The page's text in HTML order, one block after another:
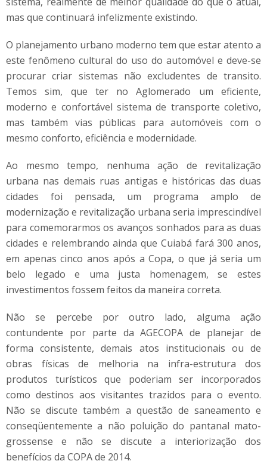
mas que continuará infelizmente existindo.
O planejamento urbano moderno tem que estar atento a
este fenômeno cultural do uso do automóvel e deve-se
procurar criar sistemas não excludentes de transito.
Temos sim, que ter no Aglomerado um eficiente,
moderno e confortável sistema de transporte coletivo,
mas também vias públicas para automóveis com o
mesmo conforto, eficiência e modernidade.
Ao mesmo tempo, nenhuma ação de revitalização
urbana nas demais ruas antigas e históricas das duas
cidades foi pensada, um programa amplo de
modernização e revitalização urbana seria imprescindível
para comemorarmos os avanços sonhados para as duas
cidades e relembrando ainda que Cuiabá fará 300 anos,
em apenas cinco anos após a Copa, o que já seria um
belo legado e uma justa homenagem, se estes
investimentos fossem feitos da maneira correta.
Não se percebe por outro lado, alguma ação
contundente por parte da AGECOPA de planejar de
forma consistente, demais atos institucionais ou de
obras físicas de melhoria na infra-estrutura dos
produtos turísticos que poderiam ser incorporados
como destinos aos visitantes trazidos para o evento.
Não se discute também a questão de saneamento e
conseqüentemente a não poluição do pantanal mato-
grossense e não se discute a interiorização dos
benefícios da COPA de 2014.